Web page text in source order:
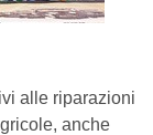
alle riparazioni
anche